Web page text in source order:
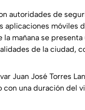
autoridades de
aplicaciones móviles
la mañana se
de la ciudad,
Juan José Torres
con una duración del